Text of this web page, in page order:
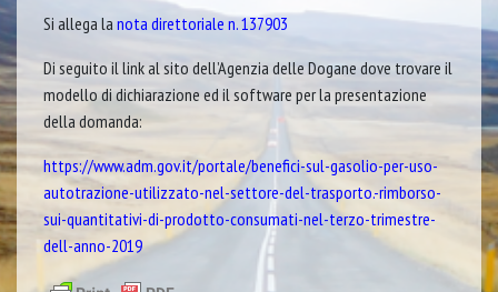
Si allega la nota direttoriale n. 137903
Di seguito il link al sito dell’Agenzia delle Dogane dove trovare il
modello di dichiarazione ed il software per la presentazione
della domanda:
https://www.adm.gov.it/portale/benefici-sul-gasolio-per-uso-
autotrazione-utilizzato-nel-settore-del-trasporto.-rimborso-
sui-quantitativi-di-prodotto-consumati-nel-terzo-trimestre-
dell-anno-2019